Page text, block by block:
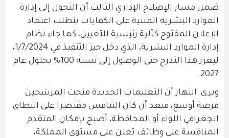
ضمن مسار الإصلاح الإداري الثالث أن التحول إلى إدارة
الموارد البشرية المبنية على الكفايات يتطلب اعتماد
الإعلان المفتوح كآلية رئيسية للتعيين، كما جاء نظام
إدارة الموارد البشرية، الذي دخل حيز التنفيذ في 1/7/2024،
ليعزز هذا التدرج حتى الوصول إلى نسبة 100% بحلول عام
2027.
ويرى النهار أن التعليمات الجديدة منحت المرشحين
فرصة أوسع، فبعد أن كان التنافس مقتصرا على النطاق
الجغرافي اللواء أو المحافظة، أصبح بإمكان المتقدم
المنافسة على وظائف تعلن على مستوى المملكة،